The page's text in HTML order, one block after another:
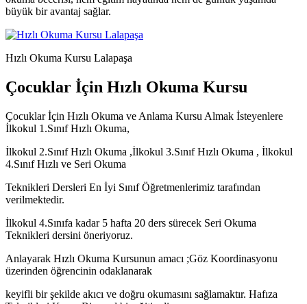
büyük bir avantaj sağlar.
Hızlı Okuma Kursu Lalapaşa
Çocuklar İçin Hızlı Okuma Kursu
Çocuklar İçin Hızlı Okuma ve Anlama Kursu Almak İsteyenlere
İlkokul 1.Sınıf Hızlı Okuma,
İlkokul 2.Sınıf Hızlı Okuma ,İlkokul 3.Sınıf Hızlı Okuma , İlkokul
4.Sınıf Hızlı ve Seri Okuma
Teknikleri Dersleri En İyi Sınıf Öğretmenlerimiz tarafından
verilmektedir.
İlkokul 4.Sınıfa kadar 5 hafta 20 ders sürecek Seri Okuma
Teknikleri dersini öneriyoruz.
Anlayarak Hızlı Okuma Kursunun amacı ;Göz Koordinasyonu
üzerinden öğrencinin odaklanarak
keyifli bir şekilde akıcı ve doğru okumasını sağlamaktır. Hafıza